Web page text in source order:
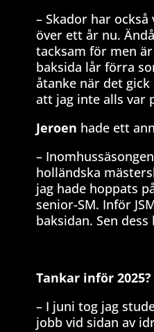
– Skador har
över ett år nu.
tacksam för men
baksida lår förra
åtanke när det
att jag inte alls var
Jeroen hade ett
–
holländska
jag hade hoppats
senior-SM. Inför
baksidan. Sen
Tankar inför 2025?
– I juni tog jag
jobb vid sidan av